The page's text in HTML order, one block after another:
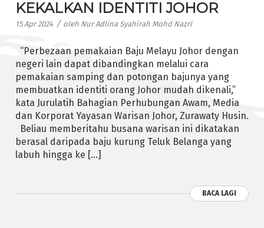
KEKALKAN IDENTITI JOHOR
15 Apr 2024 / oleh Nur Adlina Syahirah Mohd Nazri
“Perbezaan pemakaian Baju Melayu Johor dengan
negeri lain dapat dibandingkan melalui cara
pemakaian samping dan potongan bajunya yang
membuatkan identiti orang Johor mudah dikenali,”
kata Jurulatih Bahagian Perhubungan Awam, Media
dan Korporat Yayasan Warisan Johor, Zurawaty Husin.
Beliau memberitahu busana warisan ini dikatakan
berasal daripada baju kurung Teluk Belanga yang
labuh hingga ke […]
BACA LAGI